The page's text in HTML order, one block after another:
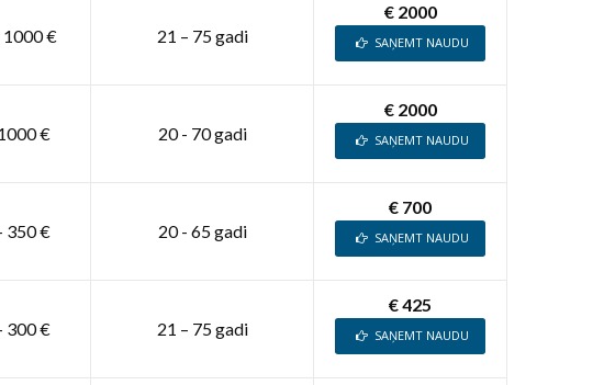
1000 € 21 – 75 gadi
€ 2000
SAŅEMT NAUDU
€ 20 - 70 gadi
€ 2000
SAŅEMT NAUDU
350 € 20 - 65 gadi
€ 700
SAŅEMT NAUDU
300 € 21 – 75 gadi
€ 425
SAŅEMT NAUDU